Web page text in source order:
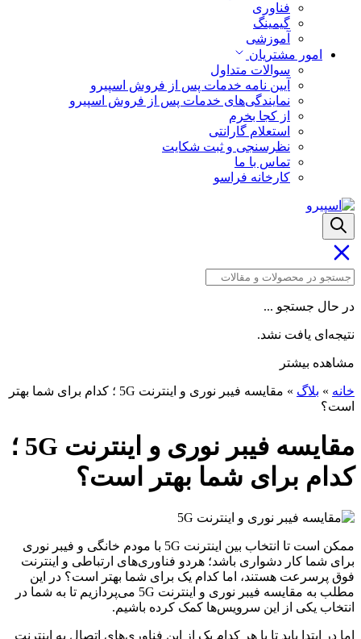
فناوری
گیمینگ
آموزشی
امور مشتریان
سوالات متداول
آیین نامه خدمات پس از فروش اسپیرو
نمایندگی‌های خدمات پس از فروش اسپیرو
از کجا بخرم
استعلام گارانتی
نظرسنجی و ثبت شکایت
تماس با ما
کارخانه فراسو
در حال جستجو ...
نتیجه‌ای یافت نشد.
مشاهده بیشتر
خانه » بلاگ »
مقایسه فیبر نوری و اینترنت 5G ؛ کدام برای شما بهتر
است؟
مقایسه فیبر نوری و اینترنت 5G ؛
کدام برای شما بهتر است؟
ممکن است تا انتخاب بین اینترنت 5G با مودم خانگی و فیبر نوری
برای شما کار دشواری باشد؛ هردو فناوری‌های ارتباطی و اینترنت
فوق پرسرعت هستند، اما کدام یک برای شما بهتر است؟ در این
مطلب به مقایسه فیبر نوری و اینترنت 5G می‌پردازیم تا به شما در
انتخاب یکی از این سرویس‌ها کمک کرده باشیم.
اما در ابتدا باید تا با هر کدام یک از این فناوری‌های اتصال به اینترنت